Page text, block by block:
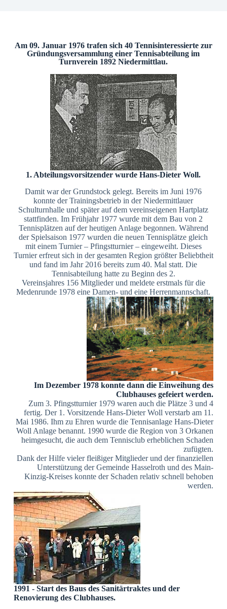
1991 - Start des Baus des Sanitärtraktes und der
Renovierung des Clubhauses.
Im Dezember 1978 konnte dann die Einweihung des
Clubhauses gefeiert werden.
Zum 3. Pfingstturnier 1979 waren auch die Plätze 3 und 4
fertig. Der 1. Vorsitzende Hans-Dieter Woll verstarb am 11.
Mai 1986. Ihm zu Ehren wurde die Tennisanlage Hans-Dieter
Woll Anlage benannt. 1990 wurde die Region von 3 Orkanen
heimgesucht, die auch dem Tennisclub erheblichen Schaden
zufügten.
Dank der Hilfe vieler fleißiger Mitglieder und der finanziellen
Unterstützung der Gemeinde Hasselroth und des Main-
Kinzig-Kreises konnte der Schaden relativ schnell behoben
werden.
1. Abteilungsvorsitzender wurde Hans-Dieter Woll.
Damit war der Grundstock gelegt. Bereits im Juni 1976
konnte der Trainingsbetrieb in der Niedermittlauer
Schulturnhalle und später auf dem vereinseigenen Hartplatz
stattfinden. Im Frühjahr 1977 wurde mit dem Bau von 2
Tennisplätzen auf der heutigen Anlage begonnen. Während
der Spielsaison 1977 wurden die neuen Tennisplätze gleich
mit einem Turnier – Pfingstturnier – eingeweiht. Dieses
Turnier erfreut sich in der gesamten Region größter Beliebtheit
und fand im Jahr 2016 bereits zum 40. Mal statt. Die
Tennisabteilung hatte zu Beginn des 2.
Vereinsjahres 156 Mitglieder und meldete erstmals für die
Medenrunde 1978 eine Damen- und eine Herrenmannschaft.
Am 09. Januar 1976 trafen sich 40 Tennisinteressierte zur
Gründungsversammlung einer Tennisabteilung im
Turnverein 1892 Niedermittlau.